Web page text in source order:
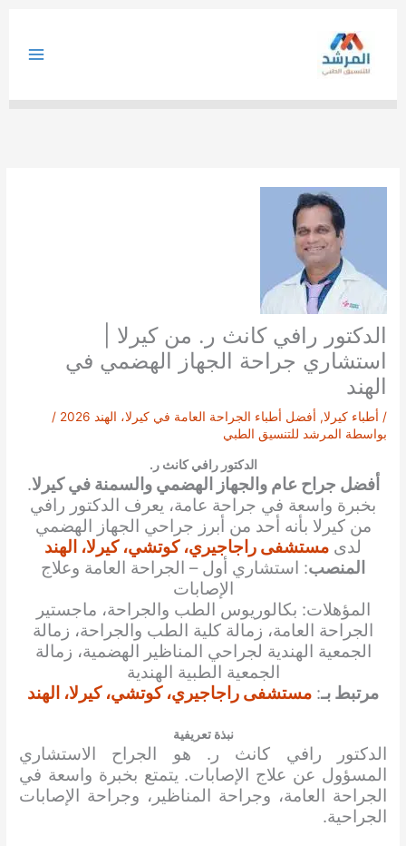
الدكتور رافي كانث ر. من كيرلا |
استشاري جراحة الجهاز الهضمي في
الهند
/ أطباء كيرلا, أفضل أطباء الجراحة العامة في كيرلا، الهند 2026
/
بواسطة المرشد للتنسيق الطبي
الدكتور رافي كانث ر.
أفضل جراح عام والجهاز الهضمي والسمنة في كيرلا.
بخبرة واسعة في جراحة عامة، يعرف الدكتور رافي
من كيرلا بأنه أحد من أبرز جراحي الجهاز الهضمي
لدى مستشفى راجاجيري، كوتشي، كيرلا، الهند
المنصب: استشاري أول – الجراحة العامة وعلاج
الإصابات
المؤهلات: بكالوريوس الطب والجراحة، ماجستير
الجراحة العامة، زمالة كلية الطب والجراحة، زمالة
الجمعية الهندية لجراحي المناظير الهضمية، زمالة
الجمعية الطبية الهندية
مرتبط بـ: مستشفى راجاجيري، كوتشي، كيرلا، الهند
نبذة تعريفية
الدكتور رافي كانث ر. هو الجراح الاستشاري
المسؤول عن علاج الإصابات. يتمتع بخبرة واسعة في
الجراحة العامة، وجراحة المناظير، وجراحة الإصابات
الجراحية.